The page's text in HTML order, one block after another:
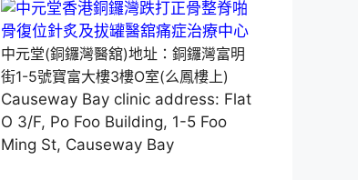
中元堂(銅鑼灣醫舘)地址：銅鑼灣富明
街1-5號寶富大樓3樓O室(么鳳樓上)
Causeway Bay clinic address: Flat
O 3/F, Po Foo Building, 1-5 Foo
Ming St, Causeway Bay